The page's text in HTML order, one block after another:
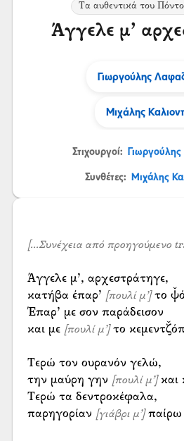
Τα αυθεντικά του
Άγγελε μ’
Γιωργούλης
Μιχάλης
Στιχουργοί:
Συνθέτες: Μιχάλης
[...Συνέχεια από προηγούμενο
Άγγελε μ’, αρχεστράτηγε,
κατήβα έπαρ’ [πουλί μ’]το
Έπαρ’ με σον παράδεισον
και με [πουλί μ’]το
Τερώ τον ουρανόν γελώ,
την μαύρη γην [πουλί μ’]και
Τερώ τα δεντροκέφαλα,
παρηγορίαν [γιάβρι μ’]παίρω